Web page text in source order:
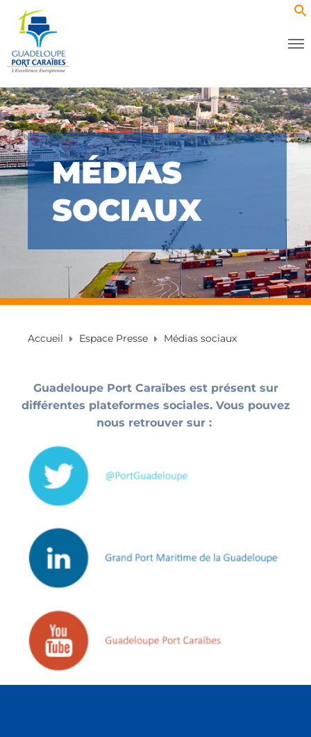
MÉDIAS
SOCIAUX
Accueil Espace Presse Médias sociaux
Guadeloupe Port Caraïbes est présent sur
différentes plateformes sociales. Vous pouvez
nous retrouver sur :